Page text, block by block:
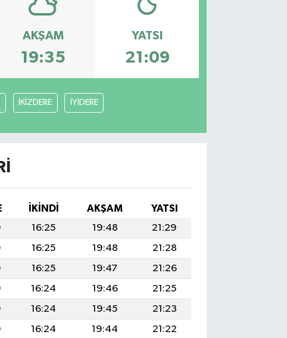
AKŞAM
19:35
YATSI
21:09
İKİZDERE İYİDERE
İKINDI AKŞAM
YATSI
16:25 19:48
21:29
16:25 19:48
21:28
16:25 19:47
21:26
16:24 19:46
21:25
16:24 19:45
21:23
16:24 19:44
21:22